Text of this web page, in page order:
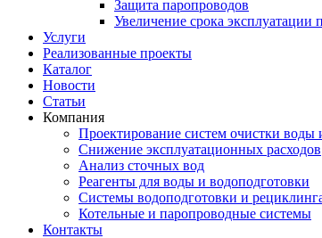
Защита паропроводов
Увеличение срока эксплуатации
Услуги
Реализованные проекты
Каталог
Новости
Статьи
Компания
Проектирование систем очистки воды
Снижение эксплуатационных расходов
Анализ сточных вод
Реагенты для воды и водоподготовки
Системы водоподготовки и
Котельные и паропроводные системы
Контакты